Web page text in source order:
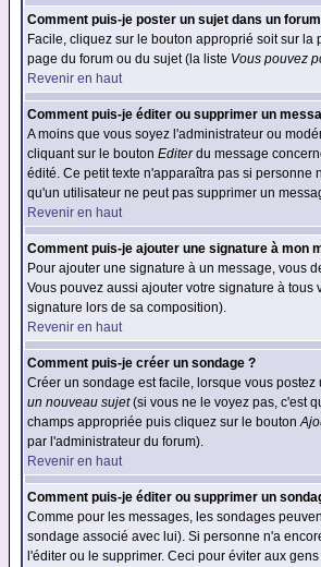
Comment puis-je poster un sujet dans un
Facile, cliquez sur le bouton approprié soit sur
page du forum ou du sujet (la liste Vous pouvez
Revenir en haut
Comment puis-je éditer ou supprimer un
A moins que vous soyez l'administrateur ou
cliquant sur le bouton Editerdu message
édité. Ce petit texte n'apparaîtra pas si
qu'un utilisateur ne peut pas supprimer un
Revenir en haut
Comment puis-je ajouter une signature à mon
Pour ajouter une signature à un message, vous
Vous pouvez aussi ajouter votre signature à
signature lors de sa composition).
Revenir en haut
Comment puis-je créer un sondage ?
Créer un sondage est facile, lorsque vous
un nouveau sujet(si vous ne le voyez pas, c'est
champs appropriée puis cliquez sur le bouton
par l'administrateur du forum).
Revenir en haut
Comment puis-je éditer ou supprimer un
Comme pour les messages, les sondages
sondage associé avec lui). Si personne n'a
l'éditer ou le supprimer. Ceci pour éviter aux